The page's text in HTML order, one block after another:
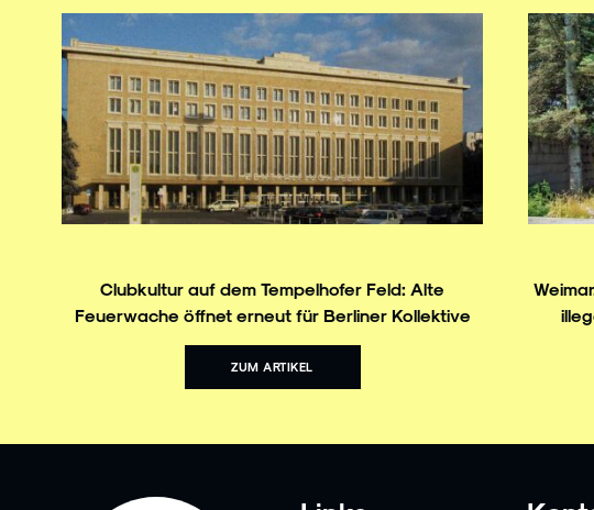
Clubkultur auf dem Tempelhofer Feld: Alte
Feuerwache öffnet erneut für Berliner Kollektive
ZUM ARTIKEL